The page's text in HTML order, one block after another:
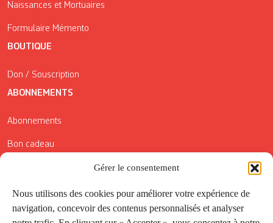
Gérer le consentement
Nous utilisons des cookies pour améliorer votre expérience de
navigation, concevoir des contenus personnalisés et analyser
Naissances et Mortuaires
Formulaire Mémento
BOUTIQUE
Don / Souscription
ABONNEMENTS
Abonnements
Bon cadeau
Conditions générales de vente
Réductions de la Carte Côté Courrier
Application